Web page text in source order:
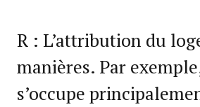
R : L’attribution du
manières. Par
s’occupe